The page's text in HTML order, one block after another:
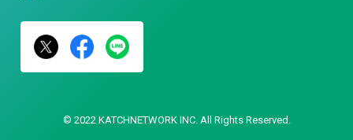
© 2022 KATCHNETWORK INC. All Rights Reserved.